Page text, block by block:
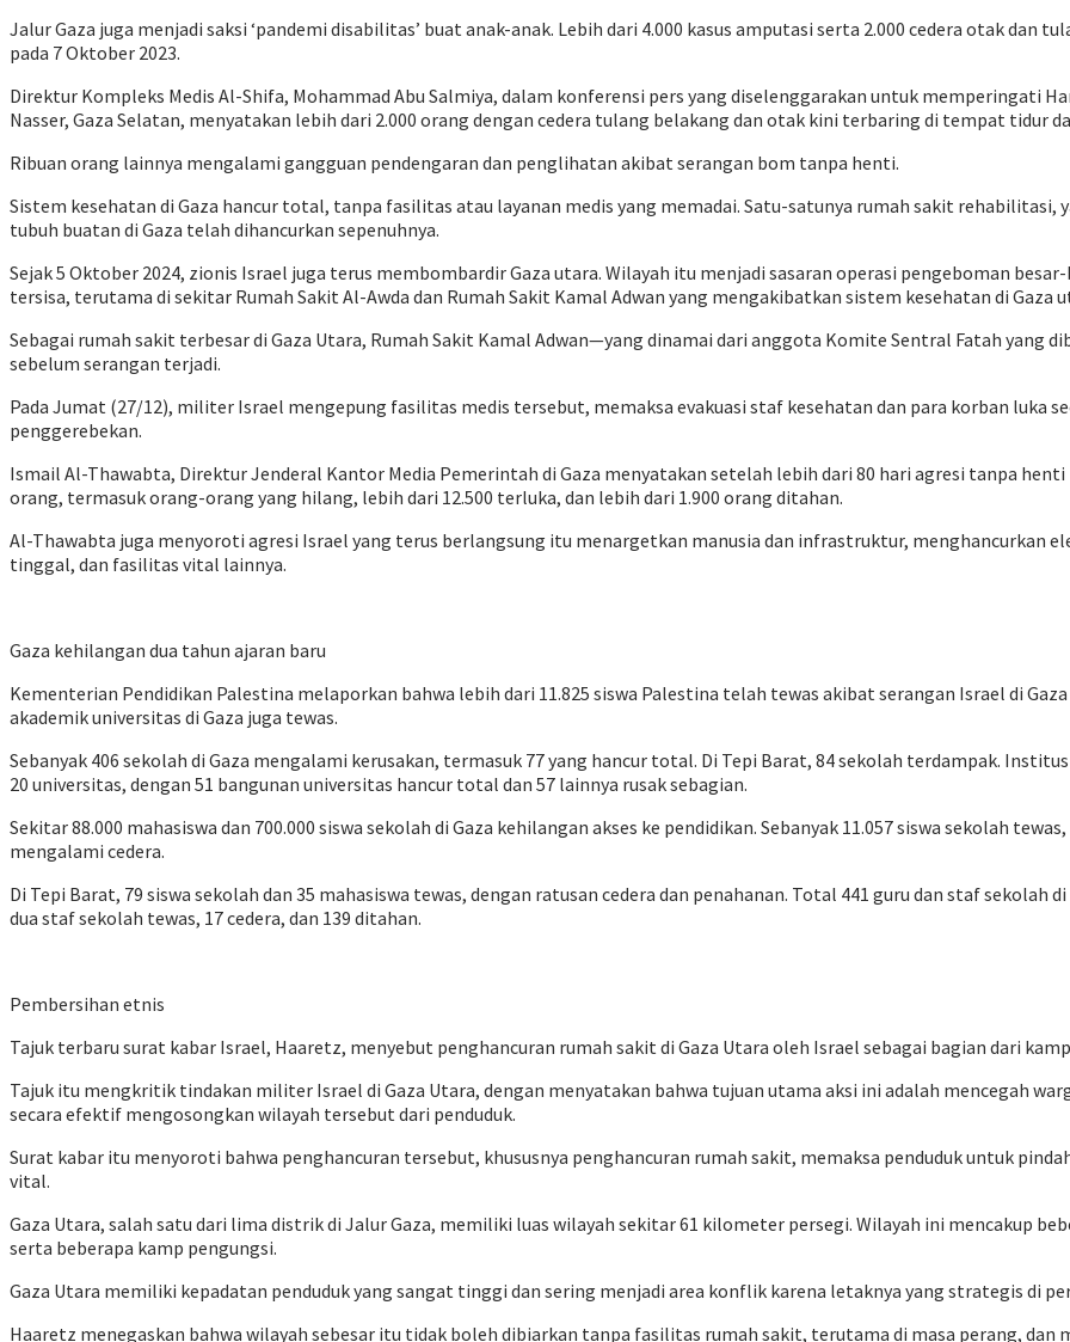
Jalur Gaza juga menjadi saksi ‘pandemi disabilitas’ buat anak-anak. Lebih dari 4.000 kasus amputasi serta 2.000 cedera otak dan
pada 7 Oktober 2023.
Direktur Kompleks Medis Al-Shifa, Mohammad Abu Salmiya, dalam konferensi pers yang diselenggarakan untuk memperingati
Nasser, Gaza Selatan, menyatakan lebih dari 2.000 orang dengan cedera tulang belakang dan otak kini terbaring di tempat tidur
Ribuan orang lainnya mengalami gangguan pendengaran dan penglihatan akibat serangan bom tanpa henti.
Sistem kesehatan di Gaza hancur total, tanpa fasilitas atau layanan medis yang memadai. Satu-satunya rumah sakit
tubuh buatan di Gaza telah dihancurkan sepenuhnya.
Sejak 5 Oktober 2024, zionis Israel juga terus membombardir Gaza utara. Wilayah itu menjadi sasaran operasi pengeboman
tersisa, terutama di sekitar Rumah Sakit Al-Awda dan Rumah Sakit Kamal Adwan yang mengakibatkan sistem kesehatan di Gaza
Sebagai rumah sakit terbesar di Gaza Utara, Rumah Sakit Kamal Adwan—yang dinamai dari anggota Komite Sentral Fatah yang
sebelum serangan terjadi.
Pada Jumat (27/12), militer Israel mengepung fasilitas medis tersebut, memaksa evakuasi staf kesehatan dan para korban luka
penggerebekan.
Ismail Al-Thawabta, Direktur Jenderal Kantor Media Pemerintah di Gaza menyatakan setelah lebih dari 80 hari agresi tanpa
orang, termasuk orang-orang yang hilang, lebih dari 12.500 terluka, dan lebih dari 1.900 orang ditahan.
Al-Thawabta juga menyoroti agresi Israel yang terus berlangsung itu menargetkan manusia dan infrastruktur, menghancurkan
tinggal, dan fasilitas vital lainnya.
Gaza kehilangan dua tahun ajaran baru
Kementerian Pendidikan Palestina melaporkan bahwa lebih dari 11.825 siswa Palestina telah tewas akibat serangan Israel di
akademik universitas di Gaza juga tewas.
Sebanyak 406 sekolah di Gaza mengalami kerusakan, termasuk 77 yang hancur total. Di Tepi Barat, 84 sekolah terdampak.
20 universitas, dengan 51 bangunan universitas hancur total dan 57 lainnya rusak sebagian.
Sekitar 88.000 mahasiswa dan 700.000 siswa sekolah di Gaza kehilangan akses ke pendidikan. Sebanyak 11.057 siswa sekolah
mengalami cedera.
Di Tepi Barat, 79 siswa sekolah dan 35 mahasiswa tewas, dengan ratusan cedera dan penahanan. Total 441 guru dan staf sekolah
dua staf sekolah tewas, 17 cedera, dan 139 ditahan.
Pembersihan etnis
Tajuk terbaru surat kabar Israel, Haaretz, menyebut penghancuran rumah sakit di Gaza Utara oleh Israel sebagai bagian dari
Tajuk itu mengkritik tindakan militer Israel di Gaza Utara, dengan menyatakan bahwa tujuan utama aksi ini adalah mencegah
secara efektif mengosongkan wilayah tersebut dari penduduk.
Surat kabar itu menyoroti bahwa penghancuran tersebut, khususnya penghancuran rumah sakit, memaksa penduduk untuk
vital.
Gaza Utara, salah satu dari lima distrik di Jalur Gaza, memiliki luas wilayah sekitar 61 kilometer persegi. Wilayah ini mencakup
serta beberapa kamp pengungsi.
Gaza Utara memiliki kepadatan penduduk yang sangat tinggi dan sering menjadi area konflik karena letaknya yang strategis di
Haaretz menegaskan bahwa wilayah sebesar itu tidak boleh dibiarkan tanpa fasilitas rumah sakit, terutama di masa perang,